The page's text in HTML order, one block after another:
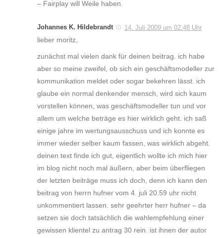
– Fairplay will Weile haben.
Johannes K. Hildebrandt 14. Juli 2009 um 02:48 Uhr
lieber moritz,
zunächst mal vielen dank für deinen beitrag. ich habe
aber so meine zweifel, ob sich ein geschäftsmodeller zur
kommunikation meldet oder sogar bekehren lässt. ich
glaube ein normal denkender mensch, wird sich kaum
vorstellen können, was geschäftsmodeller tun und vor
allem um welche beträge es hier wirklich geht. ich saß
einige jahre im wertungsausschuss und ich konnte es
immer wieder selber kaum fassen, was wirklich abgeht.
deinen text finde ich gut, eigentlich wollte ich mich hier
im blog nicht noch mal äußern, aber beim überfliegen
der letzten beiträge muss ich doch, denn ich kann den
beitrag von herrn hufner vom 4. juli 20.59 uhr nicht
unkommentiert lassen. sehr geehrter herr hufner – da
setzen sie doch tatsächlich die wahlempfehlung einer
gewissen klientel zu antrag 30 rein. ist ihnen der autor